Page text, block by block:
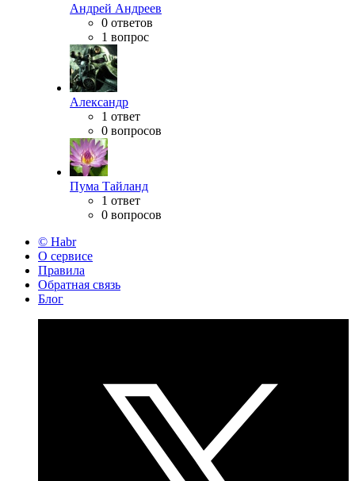
Андрей Андреев
0 ответов
1 вопрос
Александр
1 ответ
0 вопросов
Пума Тайланд
1 ответ
0 вопросов
© Habr
О сервисе
Правила
Обратная связь
Блог